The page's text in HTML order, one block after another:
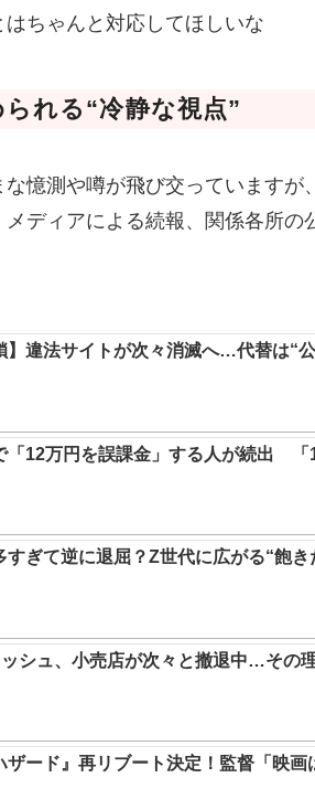
ちゃんと対応してほしいな
れる“冷静な視点”
憶測や噂が飛び交っていますが
ディアによる続報、関係各所
】違法サイトが次々消滅へ…代替は“
「12万円を誤課金」する人が続出 「
すぎて逆に退屈？Z世代に広がる“飽き
シュ、小売店が次々と撤退中…その
ザード』再リブート決定！監督「映